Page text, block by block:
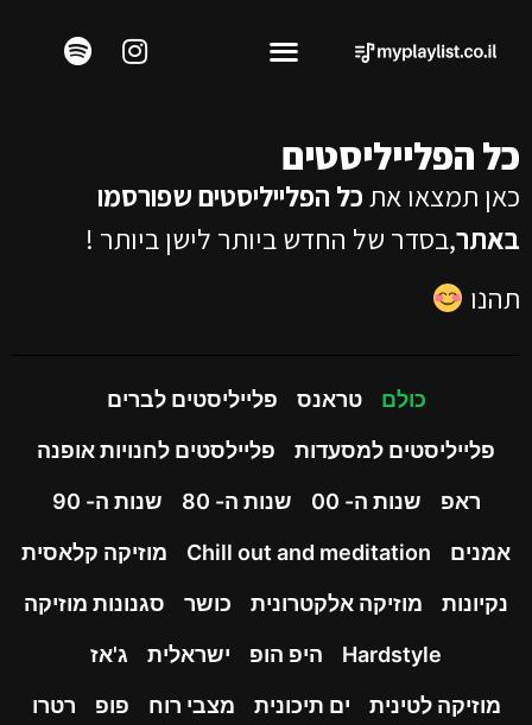
כל הפלייליסטים
כאן תמצאו אתכל הפלייליסטים שפורסמו
באתר,בסדר של החדש ביותר לישן ביותר !
תהנו
כולם טראנס פלייליסטים לברים
פלייליסטים למסעדות פליילסטים לחנויות אופנה
ראפ שנות ה- 00 שנות ה- 80 שנות ה- 90
אמנים Chill out and meditation מוזיקה קלאסית
נקיונות מוזיקה אלקטרונית כושר סגנונות מוזיקה
Hardstyle היפ הופ ישראלית ג'אז
מוזיקה לטינית ים תיכונית מצבי רוח פופ רטרו